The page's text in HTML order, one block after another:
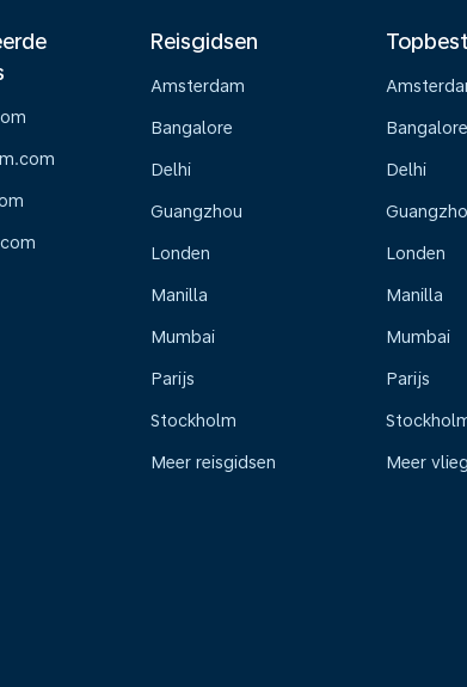
Reisgidsen
Amsterdam
Bangalore
Delhi
Guangzhou
Londen
Manilla
Mumbai
Parijs
Stockholm
Meer reisgidsen
Bangalore
Delhi
Londen
Manilla
Mumbai
Parijs
Meer